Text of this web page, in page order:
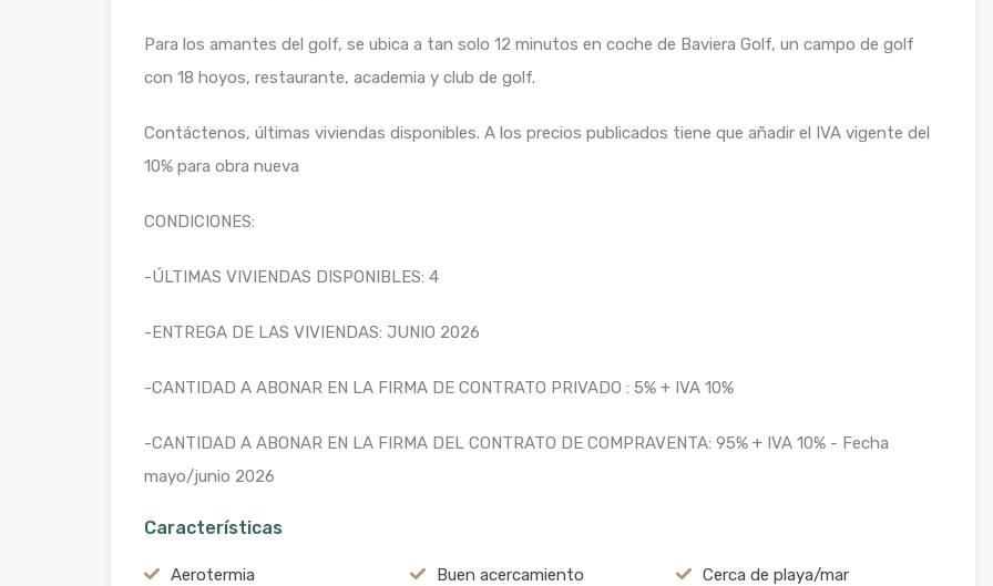
Para los amantes del golf, se ubica a tan solo 12 minutos en coche de Baviera Golf, un campo de golf
con 18 hoyos, restaurante, academia y club de golf.
Contáctenos, últimas viviendas disponibles. A los precios publicados tiene que añadir el IVA vigente del
10% para obra nueva
CONDICIONES:
-ÚLTIMAS VIVIENDAS DISPONIBLES: 4
-ENTREGA DE LAS VIVIENDAS: JUNIO 2026
-CANTIDAD A ABONAR EN LA FIRMA DE CONTRATO PRIVADO : 5% + IVA 10%
-CANTIDAD A ABONAR EN LA FIRMA DEL CONTRATO DE COMPRAVENTA: 95% + IVA 10% - Fecha
mayo/junio 2026
Características
Aerotermia Buen acercamiento Cerca de playa/mar